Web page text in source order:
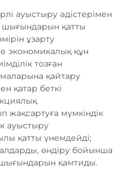
ауыстыру әдістерімен
қатты
ұзарту
экономикалық құн
тозған
қайтару
қатар беткі
мүмкіндік
ауыстыру
қатты үнемдейді;
өндіру бойынша
қамтиды.